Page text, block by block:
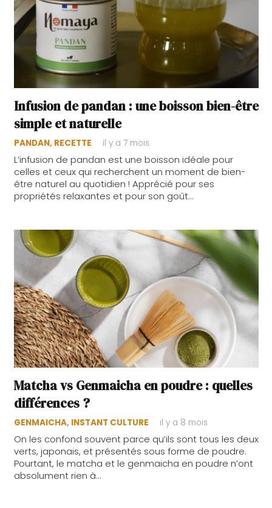
Infusion de pandan : une boisson bien-être
simple et naturelle
PANDAN, RECETTE il y a 7 mois
L’infusion de pandan est une boisson idéale pour
celles et ceux qui recherchent un moment de bien-
être naturel au quotidien ! Apprécié pour ses
propriétés relaxantes et pour son goût…
Matcha vs Genmaicha en poudre : quelles
différences ?
GENMAICHA, INSTANT CULTURE il y a 8 mois
On les confond souvent parce qu’ils sont tous les deux
verts, japonais, et présentés sous forme de poudre.
Pourtant, le matcha et le genmaicha en poudre n’ont
absolument rien à…